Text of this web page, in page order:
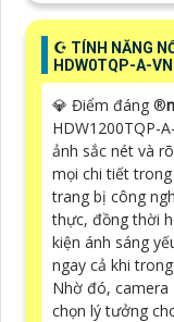
☪ TÍNH NĂNG
HDW0TQP-A-
💎 Điểm đáng ®️
HDW1200TQP-
ảnh sắc nét và
mọi chi tiết
trang bị công
thực, đồng thời
kiện ánh sáng
ngay cả khi
Nhờ đó, camera
chọn lý tưởng